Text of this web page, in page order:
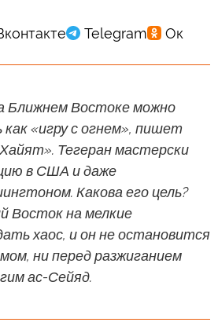
Ближнем Востоке можно
«игру с огнем», пишет
Тегеран мастерски
в США и даже
Какова его цель?
Восток на мелкие
хаос, и он не остановится
ни перед разжиганием
ас-Сейяд.